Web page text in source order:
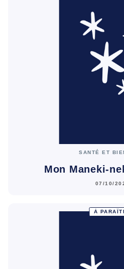
SANTÉ ET
Mon Maneki-
07/10/
À